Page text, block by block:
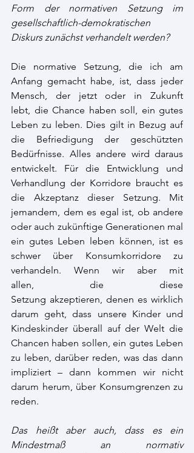
Form der normativen Setzung im
gesellschaftlich-demokratischen
Diskurs zunächst verhandelt werden?
Die normative Setzung, die ich am
Anfang gemacht habe, ist, dass jeder
Mensch, der jetzt oder in Zukunft
lebt, die Chance haben soll, ein gutes
Leben zu leben. Dies gilt in Bezug auf
die Befriedigung der geschützten
Bedürfnisse. Alles andere wird daraus
entwickelt. Für die Entwicklung und
Verhandlung der Korridore braucht es
die Akzeptanz dieser Setzung. Mit
jemandem, dem es egal ist, ob andere
oder auch zukünftige Generationen mal
ein gutes Leben leben können, ist es
schwer über Konsumkorridore zu
verhandeln. Wenn wir aber mit
allen, die diese
Setzung akzeptieren, denen es wirklich
darum geht, dass unsere Kinder und
Kindeskinder überall auf der Welt die
Chancen haben sollen, ein gutes Leben
zu leben, darüber reden, was das dann
impliziert – dann kommen wir nicht
darum herum, über Konsumgrenzen zu
reden.
Das heißt aber auch, dass es ein
Mindestmaß an normativ